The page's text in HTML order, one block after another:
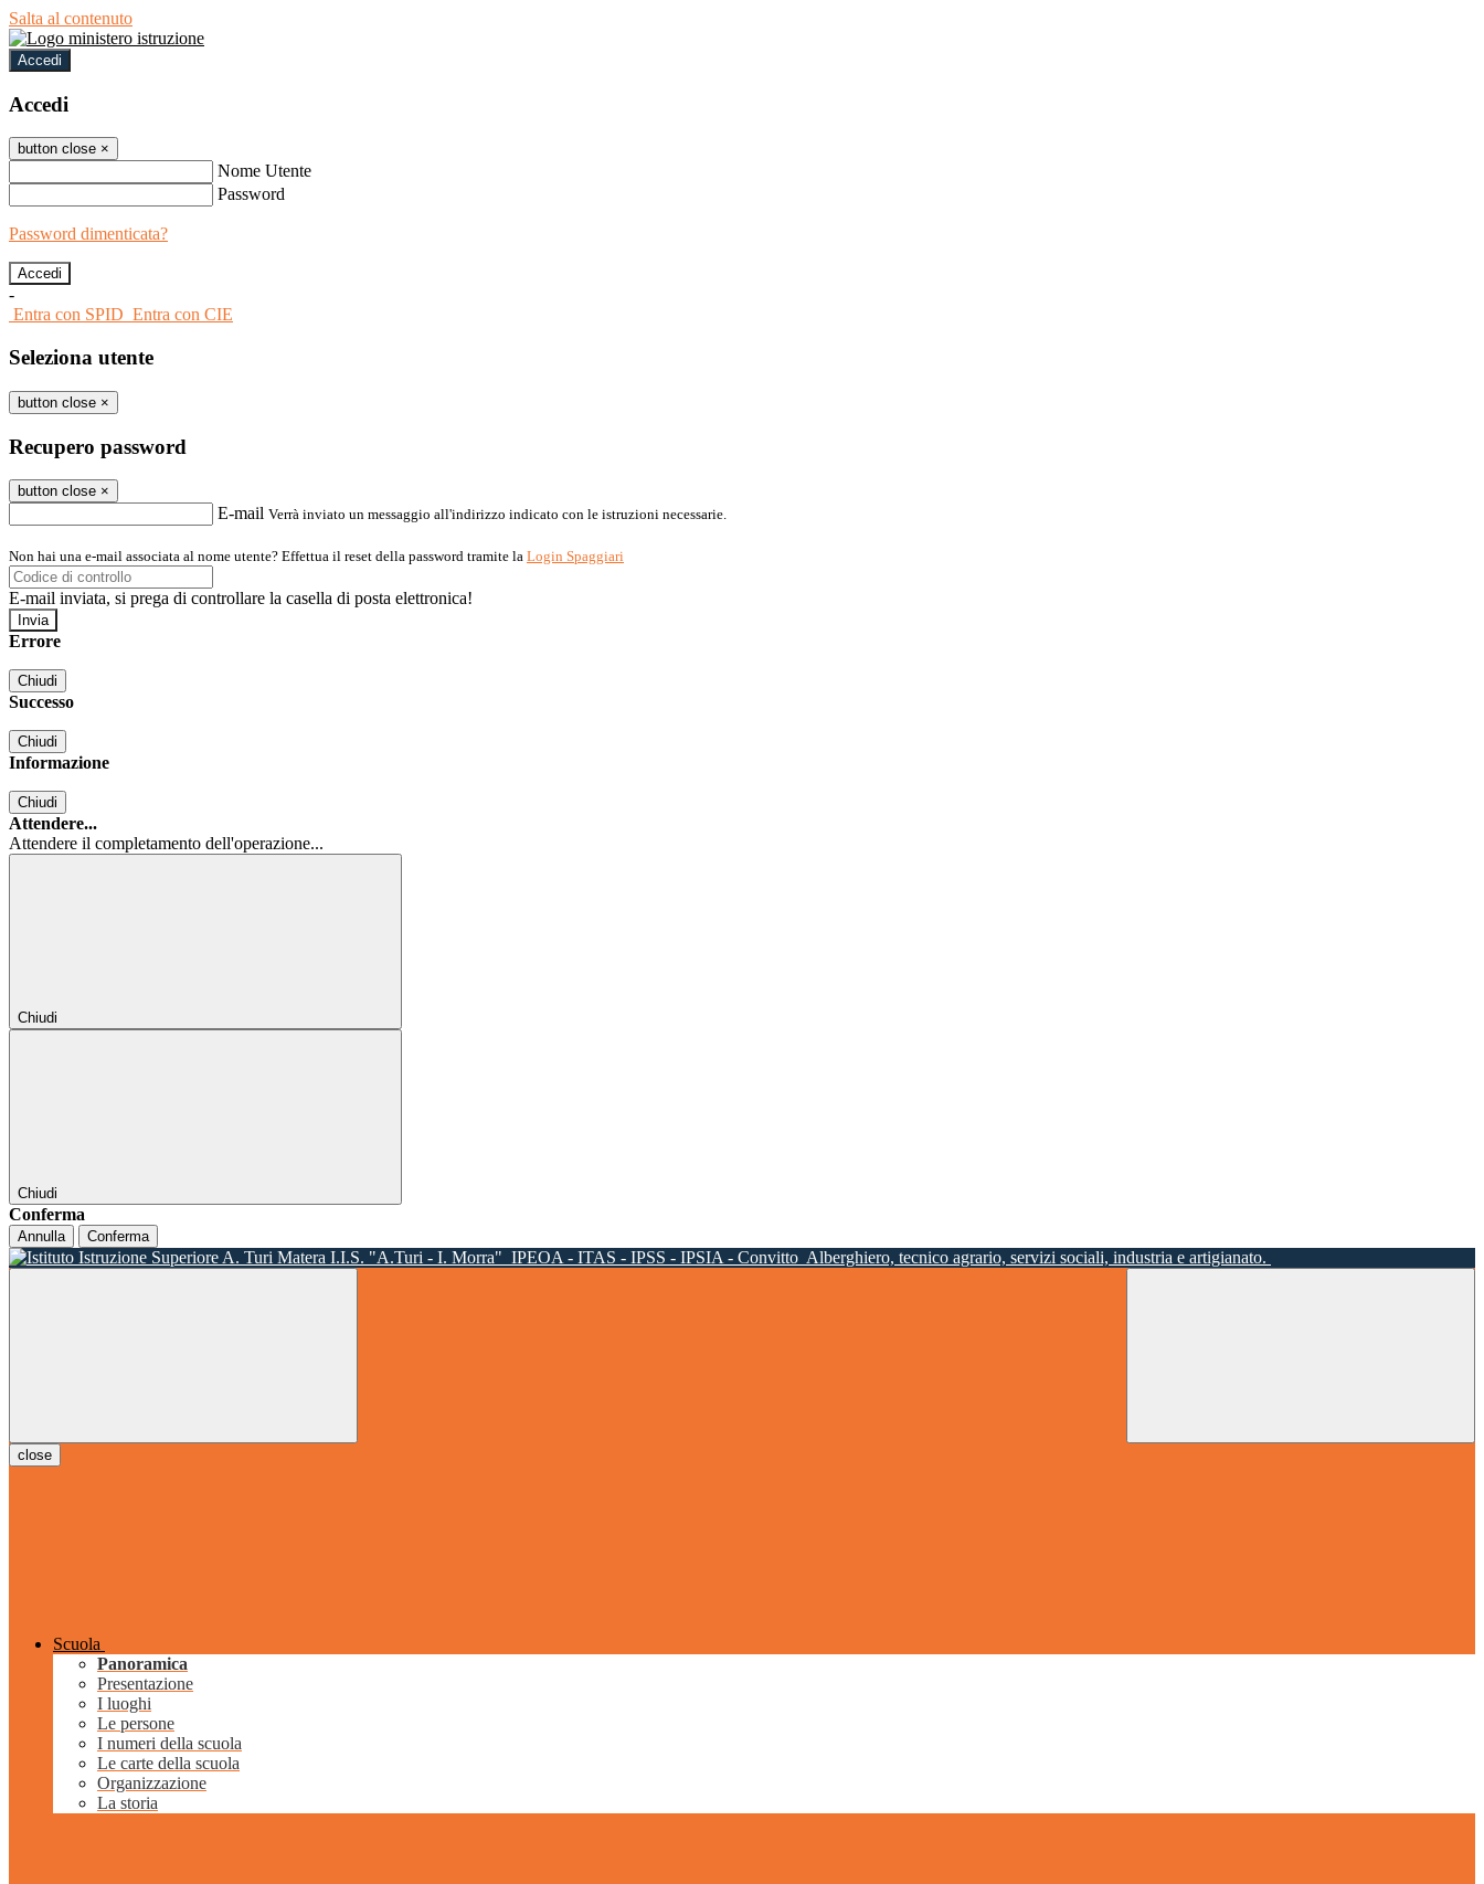
Salta al contenuto
Accedi
Accedi
button close ×
Nome Utente
Password
Password dimenticata?
-
Entra con SPID Entra con CIE
Seleziona utente
button close ×
Recupero password
button close ×
E-mail Verrà inviato un messaggio all'indirizzo indicato con le istruzioni necessarie.
Non hai una e-mail associata al nome utente? Effettua il reset della password tramite la Login Spaggiari
E-mail inviata, si prega di controllare la casella di posta elettronica!
Errore
Chiudi
Successo
Chiudi
Informazione
Chiudi
Attendere...
Attendere il completamento dell'operazione...
Chiudi
Chiudi
Conferma
Annulla Conferma
I.I.S. "A.Turi - I. Morra" IPEOA - ITAS - IPSS - IPSIA - Convitto Alberghiero, tecnico agrario, servizi sociali, industria e artigianato.
close
Scuola
Panoramica
Presentazione
I luoghi
Le persone
I numeri della scuola
Le carte della scuola
Organizzazione
La storia